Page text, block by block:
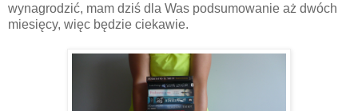
wynagrodzić, mam dziś dla Was podsumowanie aż dwóch
miesięcy, więc będzie ciekawie.